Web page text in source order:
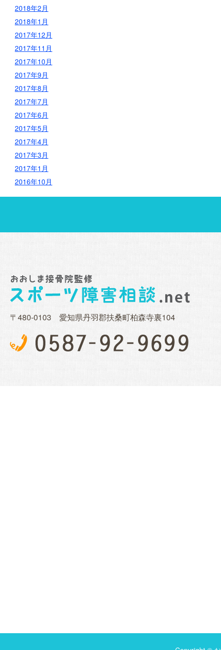
2018年2月
2018年1月
2017年12月
2017年11月
2017年10月
2017年9月
2017年8月
2017年7月
2017年6月
2017年5月
2017年4月
2017年3月
2017年1月
2016年10月
〒480-0103 愛知県丹羽郡扶桑町柏森寺裏104